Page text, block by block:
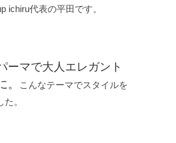
ichiru代表の平田です。
ーマで大人エレガント
。
こんなテーマでスタイルを
。